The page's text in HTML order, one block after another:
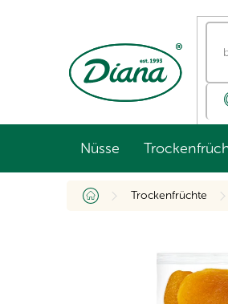
Nüsse
StartseiteTrockenfrüchte